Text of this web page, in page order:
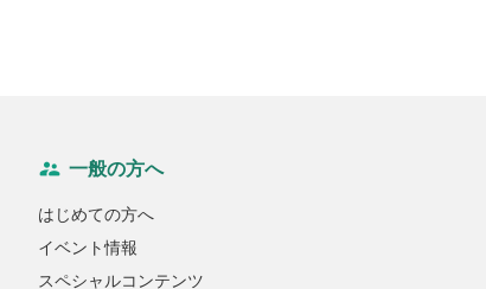
一般の方へ
はじめての方へ
イベント情報
スペシャルコンテンツ